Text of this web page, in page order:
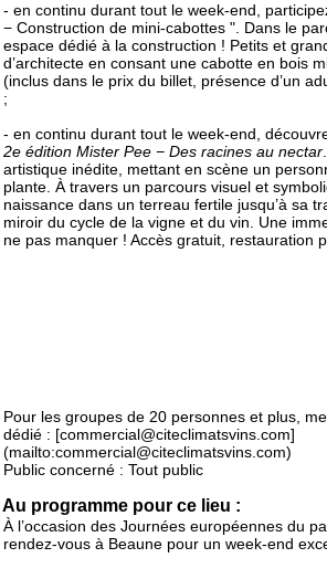
- en continu durant tout le week-end,
− Construction de mini-cabottes ". Dans le
espace dédié à la construction ! Petits et
d’architecte en consant une cabotte en bois
(inclus dans le prix du billet, présence d’un
;
- en continu durant tout le week-end,
2e édition Mister Pee − Des racines au nectar
artistique inédite, mettant en scène un
plante. À travers un parcours visuel et
naissance dans un terreau fertile jusqu’à sa
miroir du cycle de la vigne et du vin. Une
ne pas manquer ! Accès gratuit, restauration
Pour les groupes de 20 personnes et plus,
dédié : [commercial@citeclimatsvins.com]
(mailto:commercial@citeclimatsvins.com)
Public concerné : Tout public
Au programme pour ce lieu :
À l’occasion des Journées européennes du
rendez-vous à Beaune pour un week-end